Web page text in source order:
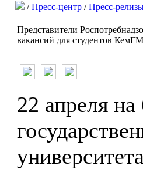
/Пресс-центр /Пресс-
Представители
вакансий для студентов
22 апреля на